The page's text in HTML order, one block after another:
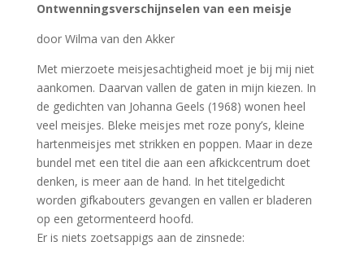
Ontwenningsverschijnselen van een meisje
door Wilma van den Akker
Met mierzoete meisjesachtigheid moet je bij mij niet
aankomen. Daarvan vallen de gaten in mijn kiezen. In
de gedichten van Johanna Geels (1968) wonen heel
veel meisjes. Bleke meisjes met roze pony’s, kleine
hartenmeisjes met strikken en poppen. Maar in deze
bundel met een titel die aan een afkickcentrum doet
denken, is meer aan de hand. In het titelgedicht
worden gifkabouters gevangen en vallen er bladeren
op een getormenteerd hoofd.
Er is niets zoetsappigs aan de zinsnede: